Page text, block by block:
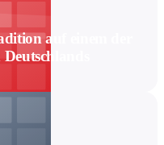
auf einem der